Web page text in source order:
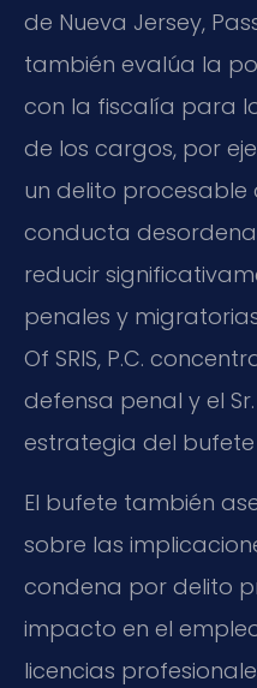
de Nueva Jersey,
también evalúa la
con la fiscalía para
de los cargos, por
un delito procesable
conducta
reducir
penales y
Of SRIS, P.C.
defensa penal y el
estrategia del bufete
El bufete también
sobre las
condena por delito
impacto en el
licencias